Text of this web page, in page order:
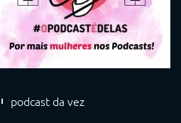
podcast da vez